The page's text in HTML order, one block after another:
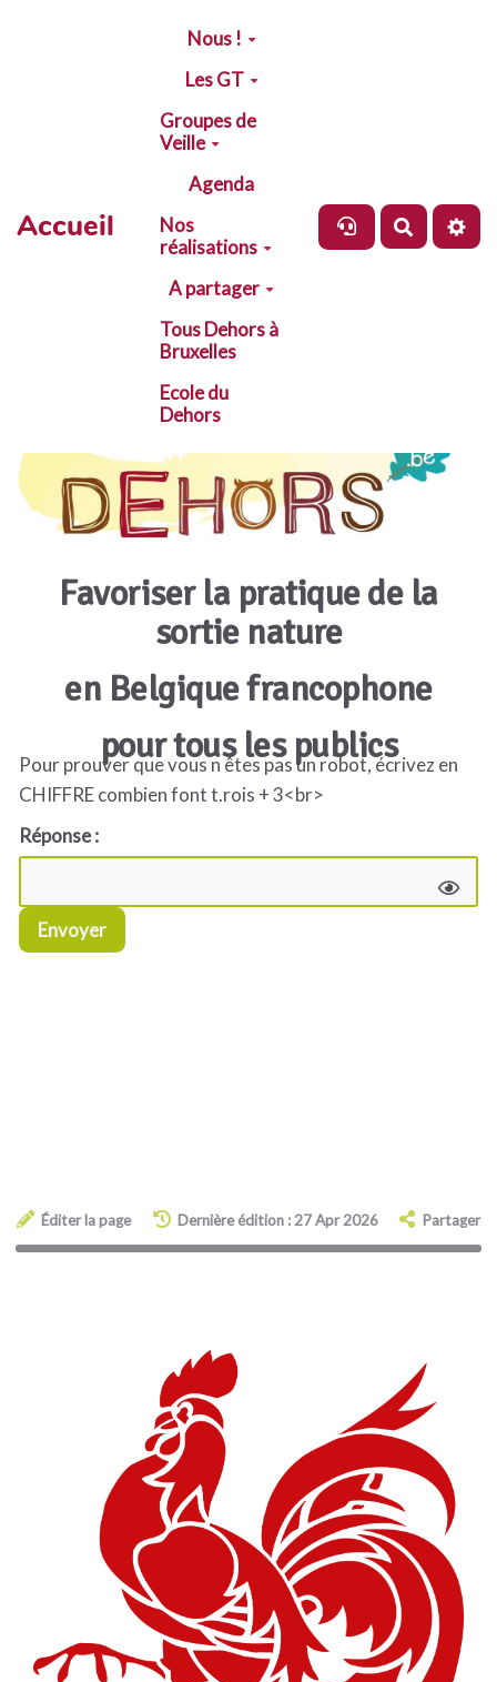
Aller au contenu principal
Accueil
Nous !
Les GT
Groupes de
Veille
Agenda
Nos
réalisations
A partager
Tous Dehors à
Bruxelles
Ecole du
Dehors
Favoriser la pratique de la
sortie nature
en Belgique francophone
pour tous les publics
Pour prouver que vous n êtes pas un robot, écrivez en
CHIFFRE combien font t.rois + 3<br>
Réponse :
Envoyer
Éditer la page Dernière édition : 27 Apr 2026 Partager